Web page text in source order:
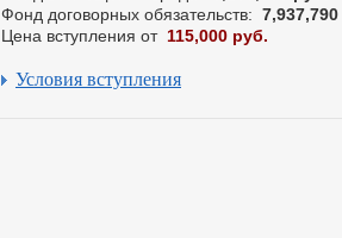
Фонд договорных обязательств:
Цена вступления от 115,000 руб.
Условия вступления